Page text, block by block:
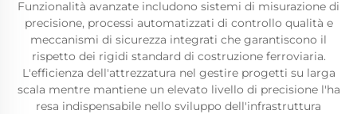
Funzionalità avanzate includono sistemi di misurazione di
precisione, processi automatizzati di controllo qualità e
meccanismi di sicurezza integrati che garantiscono il
rispetto dei rigidi standard di costruzione ferroviaria.
L'efficienza dell'attrezzatura nel gestire progetti su larga
scala mentre mantiene un elevato livello di precisione l'ha
resa indispensabile nello sviluppo dell'infrastruttura